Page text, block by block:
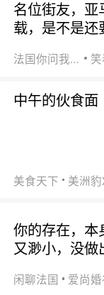
名位街友，亚
载，是不是还
法国你问我答
中午的伙食面
美食天下 美洲豹
你的存在，本
又渺小，没做
闲聊法国 爱尚婚